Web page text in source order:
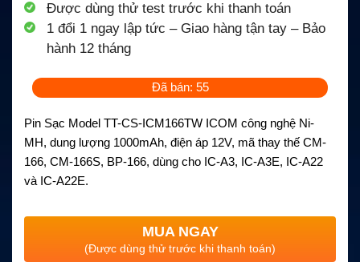
Được dùng thử test trước khi thanh toán
1 đổi 1 ngay lập tức – Giao hàng tận tay – Bảo
hành 12 tháng
Đã bán: 55
Pin Sạc Model TT-CS-ICM166TW ICOM công nghệ Ni-
MH, dung lượng 1000mAh, điện áp 12V, mã thay thế CM-
166, CM-166S, BP-166, dùng cho IC-A3, IC-A3E, IC-A22
và IC-A22E.
MUA NGAY
(Được dùng thử trước khi thanh toán)